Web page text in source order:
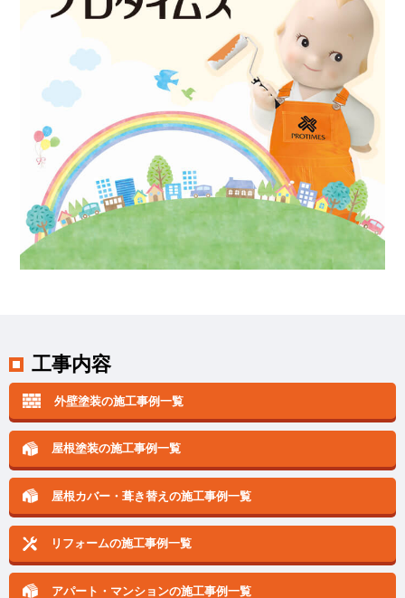
工事内容
外壁塗装の施工事例一覧
屋根塗装の施工事例一覧
屋根カバー・葺き替えの施工事例一覧
リフォームの施工事例一覧
アパート・マンションの施工事例一覧